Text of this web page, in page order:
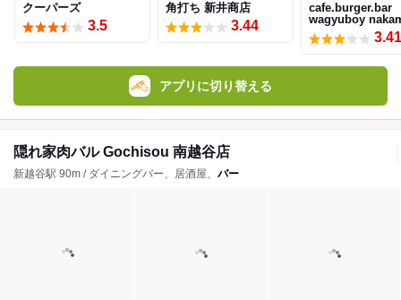
クーパーズ
3.5
角打ち 新井商店
3.44
cafe.burger.bar
wagyuboy
3.41
アプリに切り替える
隠れ家肉バル Gochisou 南越谷店
新越谷駅 90m / ダイニングバー、居酒屋、 バー